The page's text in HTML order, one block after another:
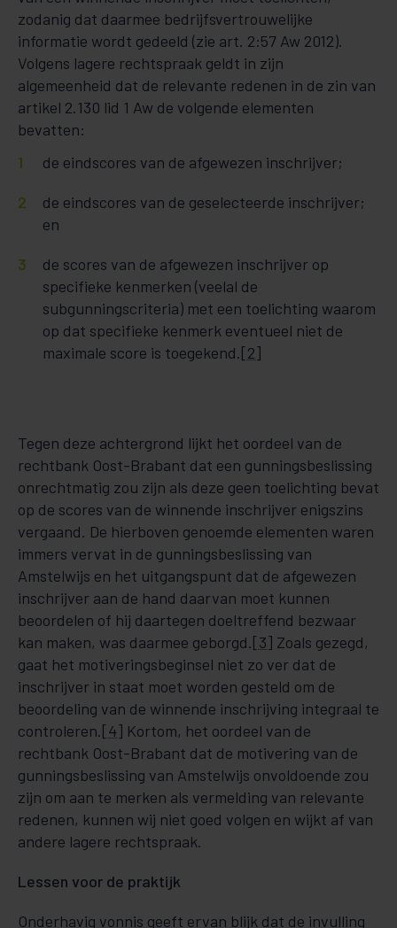
zodanig dat daarmee bedrijfsvertrouwelijke
informatie wordt gedeeld (zie art. 2:57 Aw 2012).
Volgens lagere rechtspraak geldt in zijn
algemeenheid dat de relevante redenen in de zin van
artikel 2.130 lid 1 Aw de volgende elementen
bevatten:
de eindscores van de afgewezen inschrijver;
de eindscores van de geselecteerde inschrijver;
en
de scores van de afgewezen inschrijver op
specifieke kenmerken (veelal de
subgunningscriteria) met een toelichting waarom
op dat specifieke kenmerk eventueel niet de
maximale score is toegekend.[2]
Tegen deze achtergrond lijkt het oordeel van de
rechtbank Oost-Brabant dat een gunningsbeslissing
onrechtmatig zou zijn als deze geen toelichting bevat
op de scores van de winnende inschrijver enigszins
vergaand. De hierboven genoemde elementen waren
immers vervat in de gunningsbeslissing van
Amstelwijs en het uitgangspunt dat de afgewezen
inschrijver aan de hand daarvan moet kunnen
beoordelen of hij daartegen doeltreffend bezwaar
kan maken, was daarmee geborgd.[3] Zoals gezegd,
gaat het motiveringsbeginsel niet zo ver dat de
inschrijver in staat moet worden gesteld om de
beoordeling van de winnende inschrijving integraal te
controleren.[4] Kortom, het oordeel van de
rechtbank Oost-Brabant dat de motivering van de
gunningsbeslissing van Amstelwijs onvoldoende zou
zijn om aan te merken als vermelding van relevante
redenen, kunnen wij niet goed volgen en wijkt af van
andere lagere rechtspraak.
Lessen voor de praktijk
Onderhavig vonnis geeft ervan blijk dat de invulling